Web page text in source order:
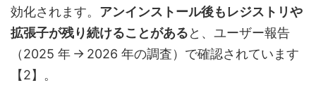
効化されます。 アンインストール後もレジストリや
拡張子が残り続けることがあると、ユーザー報告
（2025 年 → 2026 年の調査）で確認されています
【2】。